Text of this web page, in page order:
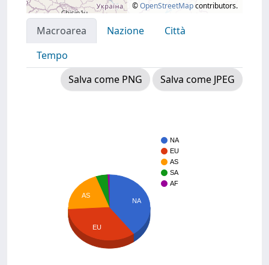
©OpenStreetMapcontributors.
Macroarea Nazione
Città
Tempo
Salva come PNG
Salva come JPEG
NA
EU
AS
SA
AF
NA
AS
EU